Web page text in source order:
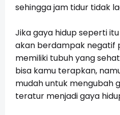
sehingga jam tidur tidak
Jika gaya hidup seperti
akan berdampak negatif
memiliki tubuh yang
bisa kamu terapkan,
mudah untuk mengubah
teratur menjadi gaya